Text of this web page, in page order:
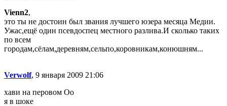
Vienn2,
это ты не достоин был звания лучшего юзера месяца Медии.
Ужас,ещё один псевдоспец местного разлива.И сколько таких
по всем
городам,сёлам,деревням,сельпо,коровникам,конюшням...
Verwolf, 9 января 2009 21:06
хави на перовом Оо
я в шоке